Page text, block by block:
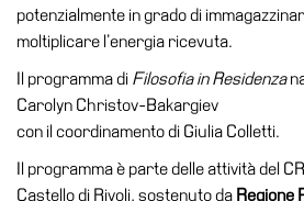
potenzialmente in grado di
moltiplicare l’energia ricevuta.
Il programma di Filosofia in Residenza
Carolyn Christov-Bakargiev
con il coordinamento di Giulia Colletti.
Il programma è parte delle attività del
Castello di Rivoli, sostenuto da Regione